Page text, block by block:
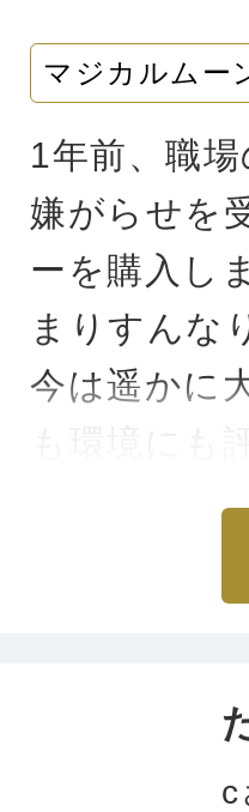
マジカルムー
1年前、職
嫌がらせを
ーを購入し
まりすんな
今は遥かに
す。あの時
また、余
力』でしょ
c